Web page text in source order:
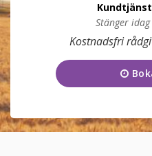
010-
Stänger
Måndag
Tisdag
Onsdag
Fredag
Kostnadsfri